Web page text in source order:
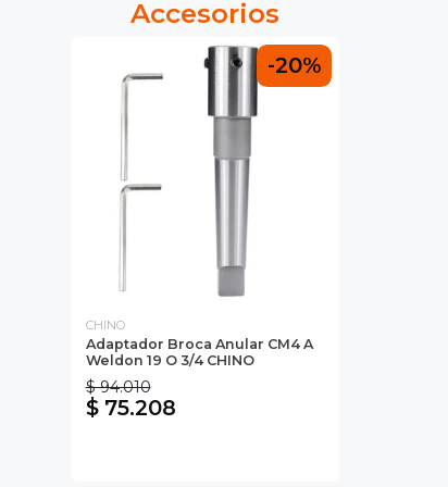
Accesorios
-20%
CHINO
Adaptador Broca Anular CM4 A
Weldon 19 O 3/4 CHINO
$ 94.010
$ 75.208